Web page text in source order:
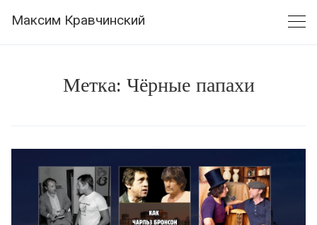
Максим Кравчинский
Метка: Чёрные папахи